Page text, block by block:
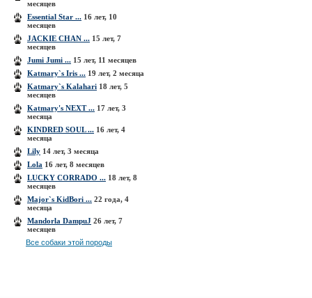
месяцев
Essential Star ... 16 лет, 10
месяцев
JACKIE CHAN ... 15 лет, 7
месяцев
Jumi Jumi ... 15 лет, 11 месяцев
Katmary`s Iris ... 19 лет, 2 месяца
Katmary`s Kalahari 18 лет, 5
месяцев
Katmary's NEXT ... 17 лет, 3
месяца
KINDRED SOUL ... 16 лет, 4
месяца
Lily 14 лет, 3 месяца
Lola 16 лет, 8 месяцев
LUCKY CORRADO ... 18 лет, 8
месяцев
Major`s KidBori ... 22 года, 4
месяца
Mandorla DampuJ 26 лет, 7
месяцев
Все собаки этой породы